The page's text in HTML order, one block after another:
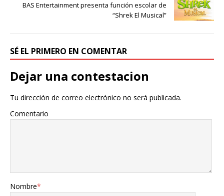
BAS Entertainment presenta función escolar de
“Shrek El Musical”
SÉ EL PRIMERO EN COMENTAR
Dejar una contestacion
Tu dirección de correo electrónico no será publicada.
Comentario
Nombre*